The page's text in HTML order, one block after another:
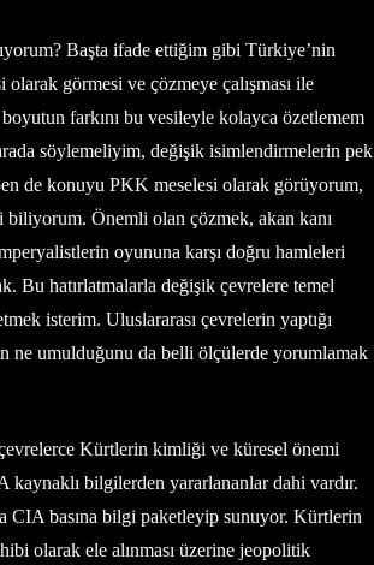
Başta ifade ettiğim gibi Türkiye’nin
görmesi ve çözmeye çalışması ile
boyutun farkını bu vesileyle kolayca özetlemem
söylemeliyim, değişik isimlendirmelerin pek
de konuyu PKK meselesi olarak görüyorum,
biliyorum. Önemli olan çözmek, akan kanı
oyununa karşı doğru hamleleri
Bu hatırlatmalarla değişik çevrelere temel
isterim. Uluslararası çevrelerin yaptığı
ne umulduğunu da belli ölçülerde yorumlamak
Kürtlerin kimliği ve küresel önemi
kaynaklı bilgilerden yararlananlar dahi vardır.
CIA basına bilgi paketleyip sunuyor. Kürtlerin
olarak ele alınması üzerine jeopolitik